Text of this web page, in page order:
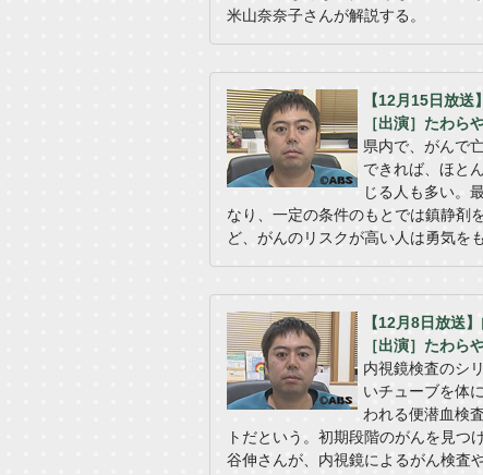
米山奈奈子さんが解説する。
【12月15日放
［出演］たわ
県内で、がんで
できれば、ほと
じる人も多い。
なり、一定の条件のもとでは鎮静剤
ど、がんのリスクが高い人は勇気を
【12月8日放送
［出演］たわ
内視鏡検査のシ
いチューブを体
われる便潜血検
トだという。初期段階のがんを見
谷伸さんが、内視鏡によるがん検査